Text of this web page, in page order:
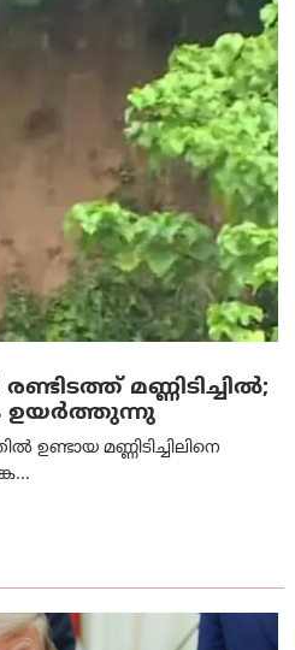
മണ്ണിടിച്ചിൽ;
ഉയർത്തുന്നു
മണ്ണിടിച്ചിലിനെ